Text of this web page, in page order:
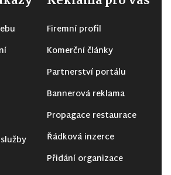
Firemní profil
Komerční články
Partnerství portálu
Bannerová reklama
Propagace restaurace
Řádková inzerce
Přidání organizace